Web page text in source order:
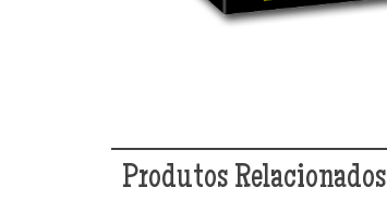
Produtos Relacionados